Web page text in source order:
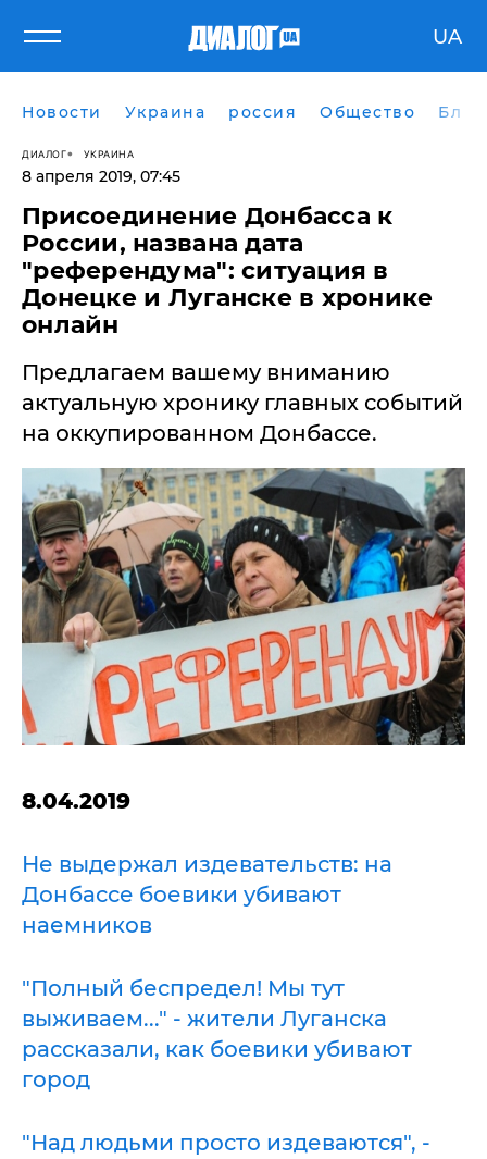
UA
Новости Украина россия Общество
ДИАЛОГ УКРАИНА
8 апреля 2019, 07:45
Присоединение Донбасса к
России, названа дата
"референдума": ситуация в
Донецке и Луганске в хронике
онлайн
Предлагаем вашему вниманию
актуальную хронику главных событий
на оккупированном Донбассе.
8.04.2019
Не выдержал издевательств: на
Донбассе боевики убивают
наемников
"Полный беспредел! Мы тут
выживаем..." - жители Луганска
рассказали, как боевики убивают
город
"Над людьми просто издеваются", -